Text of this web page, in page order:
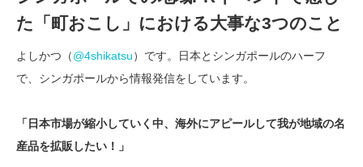
た「町おこし」における大事な3つのこと
よしかつ（@4shikatsu）です。日本とシンガポールのハーフ
で、シンガポールから情報発信をしています。
「日本市場が縮小していく中、海外にアピールして我が地域の名
産品を拡販したい！」